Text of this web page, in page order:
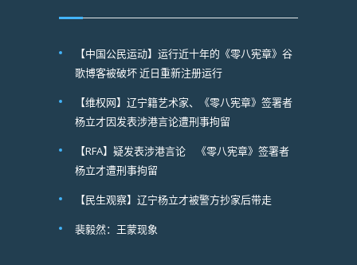
【中国公民运动】运行近十年的《零八宪章》谷
歌博客被破坏 近日重新注册运行
【维权网】辽宁籍艺术家、《零八宪章》签署者
杨立才因发表涉港言论遭刑事拘留
【RFA】疑发表涉港言论 《零八宪章》签署者
杨立才遭刑事拘留
【民生观察】辽宁杨立才被警方抄家后带走
裴毅然：王蒙现象